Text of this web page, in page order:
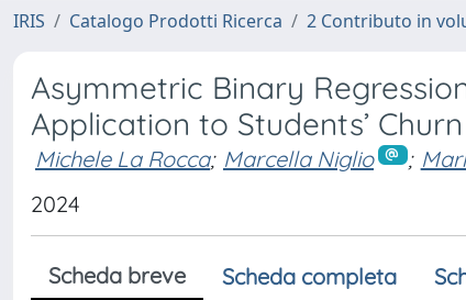
IRIS Catalogo Prodotti Ricerca 2 Contributo in
Asymmetric Binary
Application to Students’ Churn
Michele La Rocca; Marcella Niglio ;
2024
Scheda breve Scheda completa